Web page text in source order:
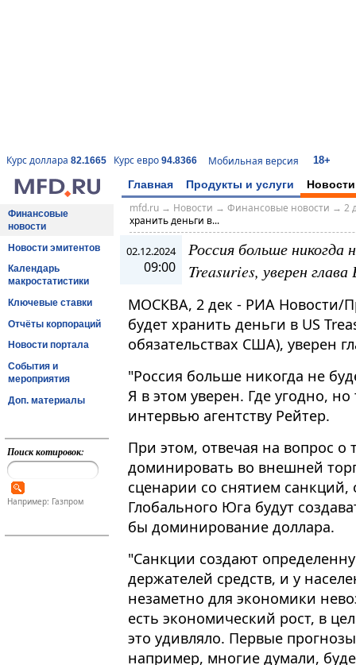
Курс доллара 82.1665 Курс евро 94.8366 Мобильная версия 18+
Главная Продукты и услуги Новости
Финансовые
новости
Новости эмитентов
Календарь
макростатистики
Ключевые ставки
Отчёты корпораций
Новости портала
События и
мероприятия
Доп. материалы
Поиск котировок:
Например: Газпром
mfd.ru→ Новости → Финансовые новости → 2
хранить деньги в...
02.12.2024
09:00
Россия больше никогда
Treasuries, уверен глава
МОСКВА, 2 дек - РИА Новости/
будет хранить деньги в US
обязательствах США), уверен
"Россия больше никогда не
Я в этом уверен. Где угодно,
интервью агентству Рейтер.
При этом, отвечая на вопрос о
доминировать во внешней
сценарии со снятием
Глобального Юга будут
бы доминирование доллара.
"Санкции создают
держателей средств, и у
незаметно для экономики
есть экономический рост, в
это удивляло. Первые
например, многие думали,